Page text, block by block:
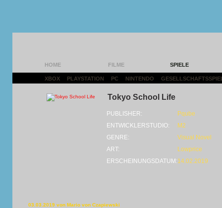
HOME FILME SPIELE
XBOX PLAYSTATION PC NINTENDO
Tokyo School Life
PUBLISHER:
Pqube
ENTWICKLERSTUDIO:
M2
GENRE:
Visual Novel
ART:
Lowprice
ERSCHEINUNGSDATUM:14.02.2019
03.03.2019 von Mario von Czapiewski